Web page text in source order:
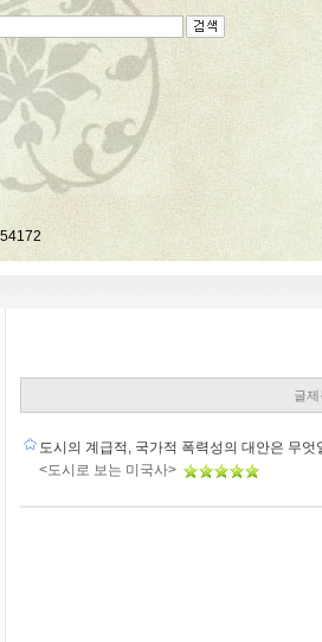
글제
도시의 계급적, 국가적 폭력성의 대안은 무엇
<도시로 보는 미국사>